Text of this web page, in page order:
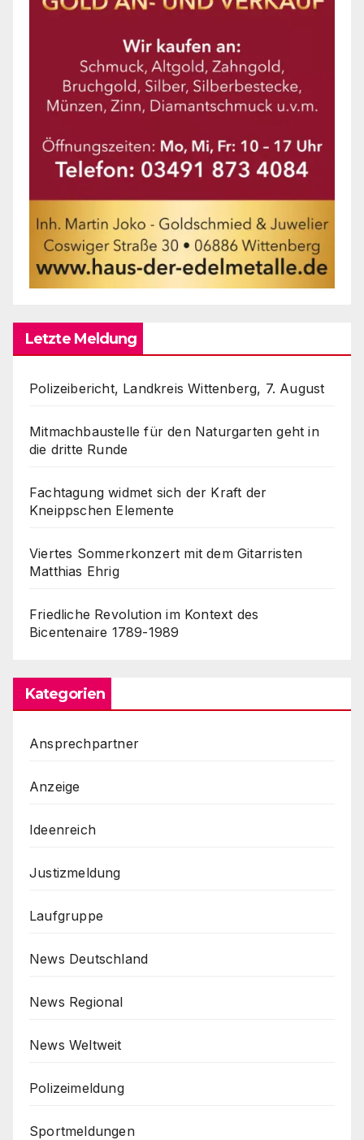
Letzte Meldung
Polizeibericht, Landkreis Wittenberg, 7. August
Mitmachbaustelle für den Naturgarten geht in
die dritte Runde
Fachtagung widmet sich der Kraft der
Kneippschen Elemente
Viertes Sommerkonzert mit dem Gitarristen
Matthias Ehrig
Friedliche Revolution im Kontext des
Bicentenaire 1789-1989
Kategorien
Ansprechpartner
Anzeige
Ideenreich
Justizmeldung
Laufgruppe
News Deutschland
News Regional
News Weltweit
Polizeimeldung
Sportmeldungen